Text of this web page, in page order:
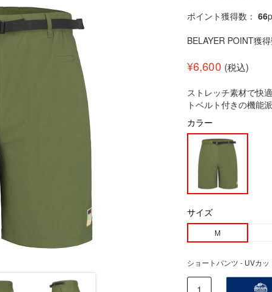
ポイント獲得数： 66
BELAYER POINT獲
¥6,600 (税込)
ストレッチ素材で快
トベルト付きの機能
カラー
サイズ
M
ショートパンツ - UVカ